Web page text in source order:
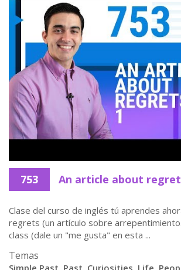
753 An article about
Clase del curso de inglés tú aprendes
regrets (un artículo sobre
class (dale un "me gusta" en esta ...
Temas
Simple Past, Past, Curiosities, Life,